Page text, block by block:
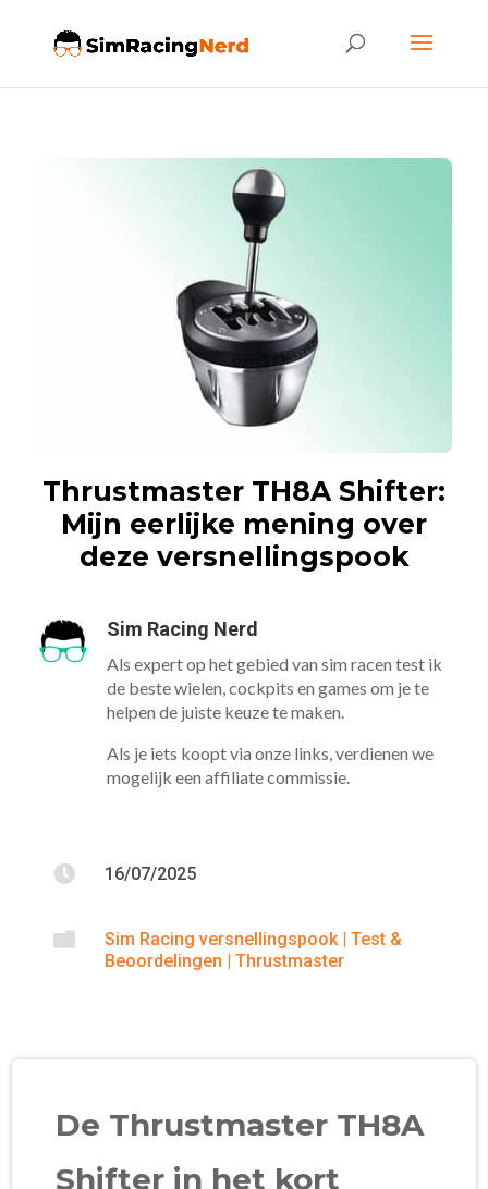
Thrustmaster TH8A Shifter:
Mijn eerlijke mening over
deze versnellingspook
Sim Racing Nerd
Als expert op het gebied van sim racen test ik
de beste wielen, cockpits en games om je te
helpen de juiste keuze te maken.
Als je iets koopt via onze links, verdienen we
mogelijk een affiliate commissie.
 16/07/2025
 Sim Racing versnellingspook | Test &
Beoordelingen | Thrustmaster
De Thrustmaster TH8A
Shifter in het kort